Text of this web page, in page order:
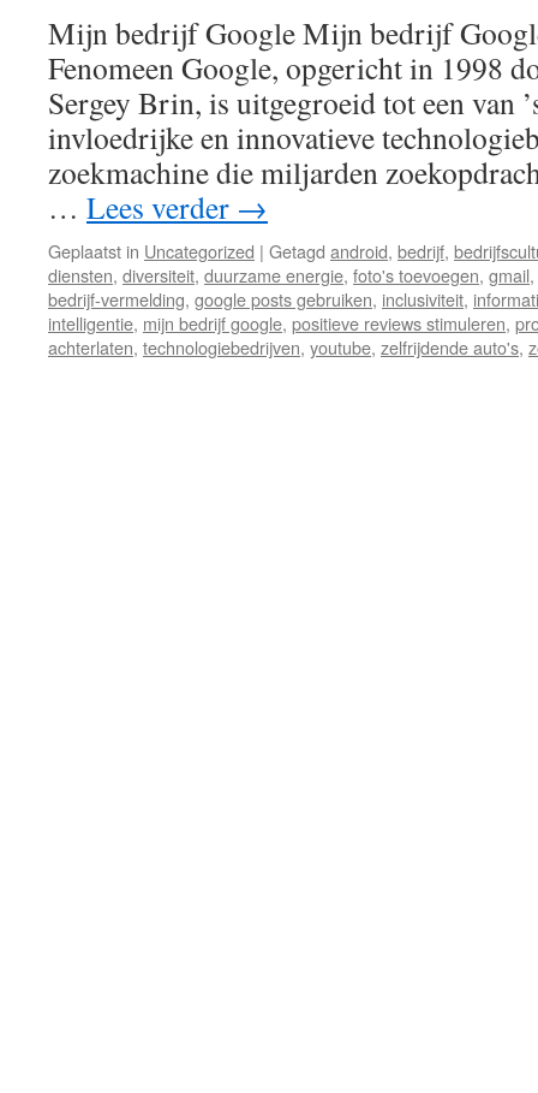
Mijn bedrijf Google Mijn bedrijf
Fenomeen Google, opgericht in 1998
Sergey Brin, is uitgegroeid tot een van
invloedrijke en innovatieve
zoekmachine die miljarden
… Lees verder →
Geplaatst in Uncategorized | Getagd android, bedrijf,
diensten, diversiteit, duurzame energie, foto's toevoegen, gmail,
bedrijf-vermelding, google posts gebruiken, inclusiviteit,
intelligentie, mijn bedrijf google, positieve reviews stimuleren,
achterlaten, technologiebedrijven, youtube, zelfrijdende auto's,